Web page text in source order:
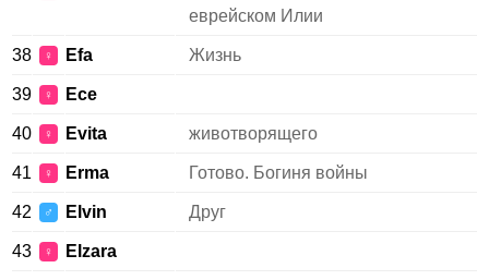
еврейском Илии
38 ♀ Efa Жизнь
39 ♀ Ece
40 ♀ Evita животворящего
41 ♀ Erma Готово. Богиня войны
42 ♂ Elvin Друг
43 ♀ Elzara